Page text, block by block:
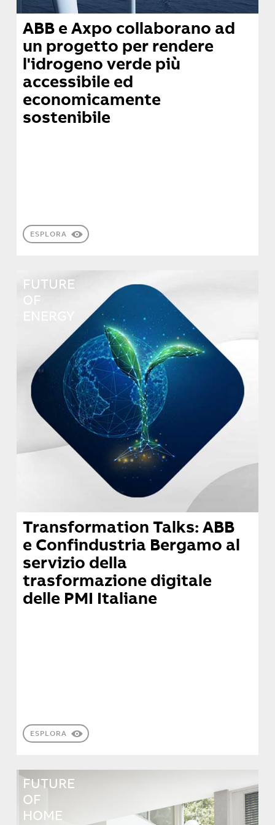
ABB e Axpo collaborano ad
un progetto per rendere
l'idrogeno verde più
accessibile ed
economicamente
sostenibile
ESPLORA
FUTURE
OF
Transformation Talks: ABB
e Confindustria Bergamo al
servizio della
trasformazione digitale
delle PMI Italiane
ESPLORA
FUTURE
OF
HOME